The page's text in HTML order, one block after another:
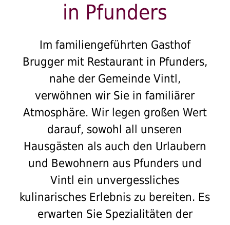
in Pfunders
Im familiengeführten Gasthof
Brugger mit Restaurant in Pfunders,
nahe der Gemeinde Vintl,
verwöhnen wir Sie in familiärer
Atmosphäre. Wir legen großen Wert
darauf, sowohl all unseren
Hausgästen als auch den Urlaubern
und Bewohnern aus Pfunders und
Vintl ein unvergessliches
kulinarisches Erlebnis zu bereiten. Es
erwarten Sie Spezialitäten der